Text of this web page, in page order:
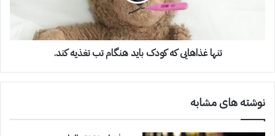
تنها غذاهایی که کودک باید هنگام تب تغذیه کند.
نوشته های مشابه